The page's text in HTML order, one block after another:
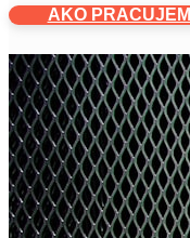
AKO PRACUJEM